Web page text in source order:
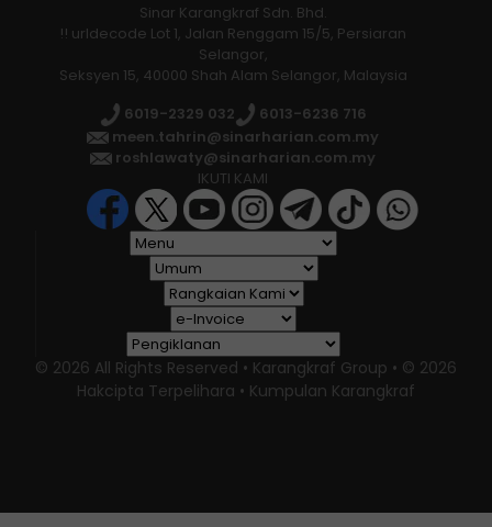
Sinar Karangkraf Sdn. Bhd.
!! urldecode Lot 1, Jalan Renggam 15/5, Persiaran
Selangor,
Seksyen 15, 40000 Shah Alam Selangor, Malaysia
6019-2329 032
6013-6236 716
meen.tahrin@sinarharian.com.my
roshlawaty@sinarharian.com.my
IKUTI KAMI
© 2026 All Rights Reserved • Karangkraf Group • © 2026
Hakcipta Terpelihara • Kumpulan Karangkraf